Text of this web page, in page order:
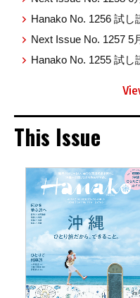
Hanako No. 1256 試し
Next Issue No. 1257 5
Hanako No. 1255 試し
This Issue